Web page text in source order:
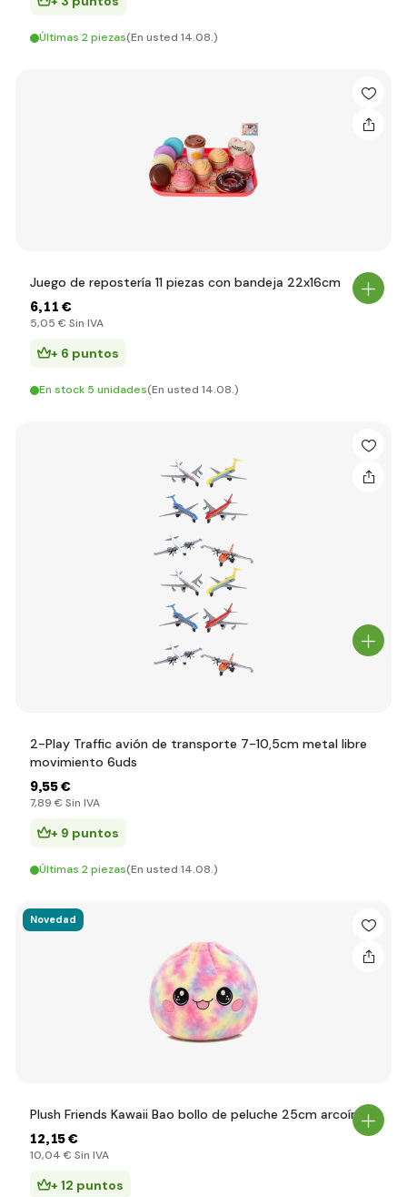
Últimas 2 piezas(En usted 14.08.)
Juego de repostería 11 piezas con bandeja 22x16cm
6,11 €
5,05 € Sin IVA
+ 6 puntos
En stock 5 unidades(En usted 14.08.)
2-Play Traffic avión de transporte 7-10,5cm metal libre
movimiento 6uds
9,55 €
7,89 € Sin IVA
+ 9 puntos
Últimas 2 piezas(En usted 14.08.)
Novedad
Plush Friends Kawaii Bao bollo de peluche 25cm arcoíris
12,15 €
10,04 € Sin IVA
+ 12 puntos